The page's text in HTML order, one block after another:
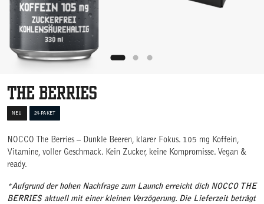
The Berries
NEU 24-PAKET
NOCCO The Berries – Dunkle Beeren, klarer Fokus. 105 mg Koffein,
Vitamine, voller Geschmack. Kein Zucker, keine Kompromisse. Vegan &
ready.
*Aufgrund der hohen Nachfrage zum Launch erreicht dich NOCCO THE
BERRIES aktuell mit einer kleinen Verzögerung. Die Lieferzeit beträgt